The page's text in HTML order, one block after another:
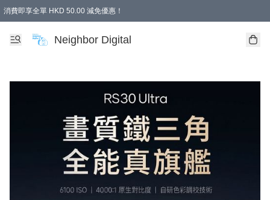
消費即享全單 HKD 50.00 減免優惠！
Neighbor Digital